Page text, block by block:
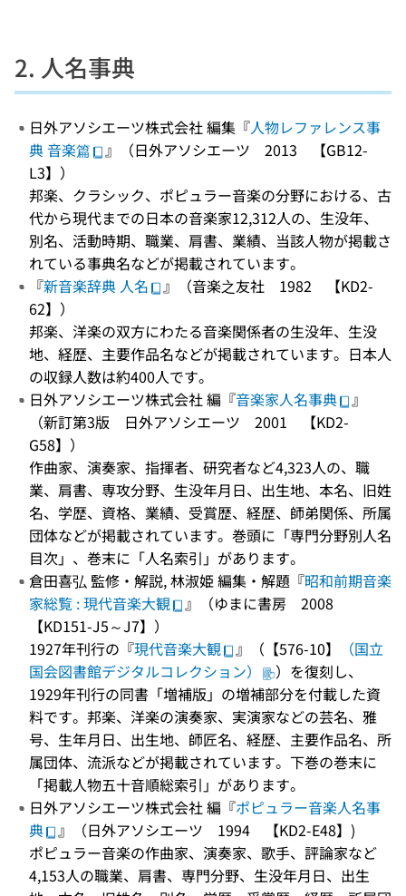
2. 人名事典
日外アソシエーツ株式会社 編集『人物レファレンス事
典 音楽篇
』（日外アソシエーツ 2013 【GB12-
L3】）
邦楽、クラシック、ポピュラー音楽の分野における、古
代から現代までの日本の音楽家12,312人の、生没年、
別名、活動時期、職業、肩書、業績、当該人物が掲載さ
れている事典名などが掲載されています。
『新音楽辞典 人名
』（音楽之友社 1982 【KD2-
62】）
邦楽、洋楽の双方にわたる音楽関係者の生没年、生没
地、経歴、主要作品名などが掲載されています。日本人
の収録人数は約400人です。
日外アソシエーツ株式会社 編『音楽家人名事典
』
（新訂第3版 日外アソシエーツ 2001 【KD2-
G58】）
作曲家、演奏家、指揮者、研究者など4,323人の、職
業、肩書、専攻分野、生没年月日、出生地、本名、旧姓
名、学歴、資格、業績、受賞歴、経歴、師弟関係、所属
団体などが掲載されています。巻頭に「専門分野別人名
目次」、巻末に「人名索引」があります。
倉田喜弘 監修・解説, 林淑姫 編集・解題『昭和前期音楽
家総覧 : 現代音楽大観
』（ゆまに書房 2008
【KD151-J5～J7】）
1927年刊行の『現代音楽大観 』（【576-10】
（国立
国会図書館デジタルコレクション）
）を復刻し、
1929年刊行の同書「増補版」の増補部分を付載した資
料です。邦楽、洋楽の演奏家、実演家などの芸名、雅
号、生年月日、出生地、師匠名、経歴、主要作品名、所
属団体、流派などが掲載されています。下巻の巻末に
「掲載人物五十音順総索引」があります。
日外アソシエーツ株式会社 編『ポピュラー音楽人名事
典
』（日外アソシエーツ 1994 【KD2-E48】)
ポピュラー音楽の作曲家、演奏家、歌手、評論家など
4,153人の職業、肩書、専門分野、生没年月日、出生